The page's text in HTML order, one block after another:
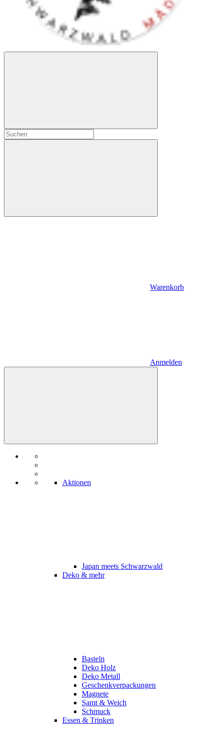
Warenkorb
Anmelden
Aktionen
Japan meets Schwarzwald
Deko & mehr
Basteln
Deko Holz
Deko Metall
Geschenkverpackungen
Magnete
Samt & Weich
Schmuck
Essen & Trinken